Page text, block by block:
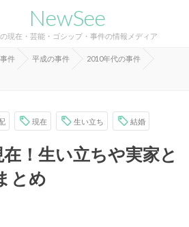
NewSee
現在・芸能・ゴシップ・事件の情報メディア
事件 平成の事件 2010年代の事件
現在 生い立ち 結婚
！生い立ちや実家と
とめ